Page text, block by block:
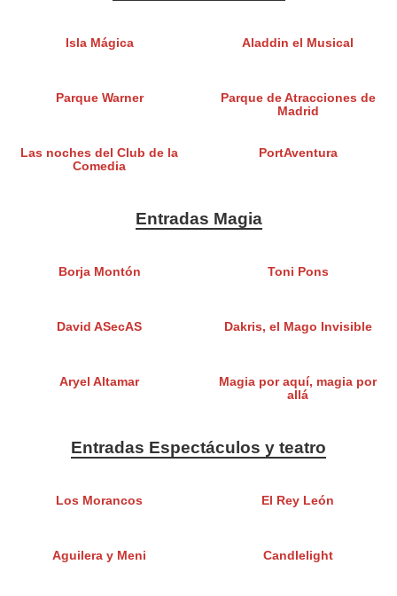
Isla Mágica Aladdin el Musical
Parque Warner
Parque de Atracciones de
Madrid
Las noches del Club de la
Comedia
PortAventura
Entradas Magia
Borja Montón Toni Pons
David ASecAS Dakris, el Mago Invisible
Aryel Altamar
Magia por aquí, magia por
allá
Entradas Espectáculos y teatro
Los Morancos El Rey León
Aguilera y Meni Candlelight